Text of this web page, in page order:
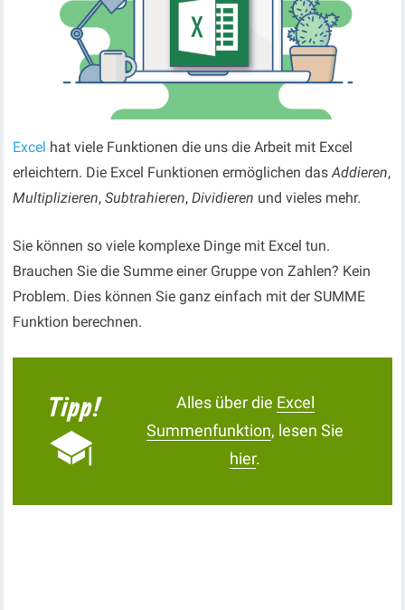
Excel hat viele Funktionen die uns die Arbeit mit Excel
erleichtern. Die Excel Funktionen ermöglichen dasAddieren,
Multiplizieren,Subtrahieren,Dividieren und vieles mehr.
Sie können so viele komplexe Dinge mit Excel tun.
Brauchen Sie die Summe einer Gruppe von Zahlen? Kein
Problem. Dies können Sie ganz einfach mit der SUMME
Funktion berechnen.
Alles über die Excel
Summenfunktion, lesen Sie
hier.